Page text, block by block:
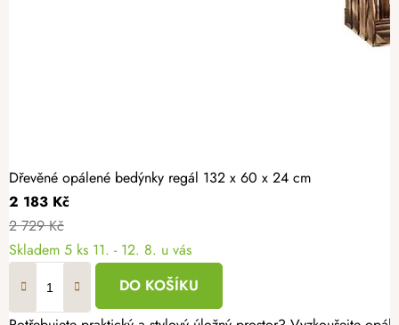
Dřevěné opálené bedýnky regál 132 x 60 x 24 cm
2 183 Kč
2 729 Kč
Skladem 5 ks 11. - 12. 8. u vás
DO KOŠÍKU